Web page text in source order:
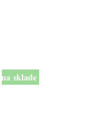
na sklade